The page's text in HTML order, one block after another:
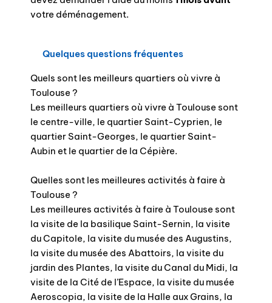
votre déménagement.
Quelques questions fréquentes
Quels sont les meilleurs quartiers où vivre à
Toulouse ?
Les meilleurs quartiers où vivre à Toulouse sont
le centre-ville, le quartier Saint-Cyprien, le
quartier Saint-Georges, le quartier Saint-
Aubin et le quartier de la Cépière.
Quelles sont les meilleures activités à faire à
Toulouse ?
Les meilleures activités à faire à Toulouse sont
la visite de la basilique Saint-Sernin, la visite
du Capitole, la visite du musée des Augustins,
la visite du musée des Abattoirs, la visite du
jardin des Plantes, la visite du Canal du Midi, la
visite de la Cité de l’Espace, la visite du musée
Aeroscopia, la visite de la Halle aux Grains, la